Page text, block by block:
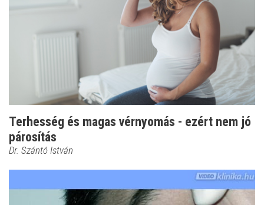
Terhesség és magas vérnyomás - ezért nem jó
párosítás
Dr. Szántó István